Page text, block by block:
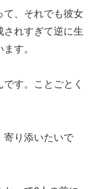
て、それでも彼女
れすぎて逆に生
す。
す。ことごとく
寄り添いたいで